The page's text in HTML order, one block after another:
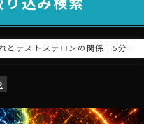
とテストステロンの関係｜5分で